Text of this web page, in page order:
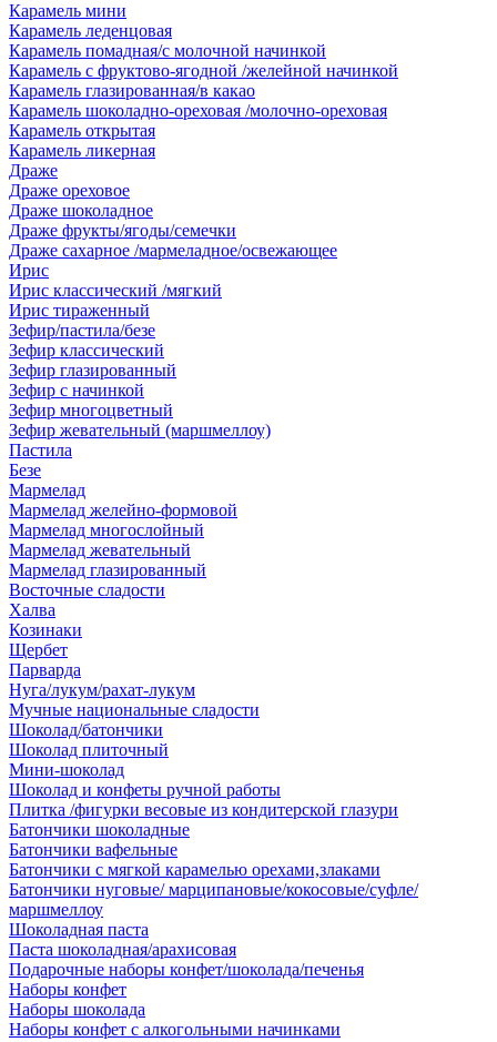
Карамель мини
Карамель леденцовая
Карамель помадная/с молочной начинкой
Карамель с фруктово-ягодной /желейной начинкой
Карамель глазированная/в какао
Карамель шоколадно-ореховая /молочно-ореховая
Карамель открытая
Карамель ликерная
Драже
Драже ореховое
Драже шоколадное
Драже фрукты/ягоды/семечки
Драже сахарное /мармеладное/освежающее
Ирис
Ирис классический /мягкий
Ирис тираженный
Зефир/пастила/безе
Зефир классический
Зефир глазированный
Зефир с начинкой
Зефир многоцветный
Зефир жевательный (маршмеллоу)
Пастила
Безе
Мармелад
Мармелад желейно-формовой
Мармелад многослойный
Мармелад жевательный
Мармелад глазированный
Восточные сладости
Халва
Козинаки
Щербет
Парварда
Нуга/лукум/рахат-лукум
Мучные национальные сладости
Шоколад/батончики
Шоколад плиточный
Мини-шоколад
Шоколад и конфеты ручной работы
Плитка /фигурки весовые из кондитерской глазури
Батончики шоколадные
Батончики вафельные
Батончики с мягкой карамелью орехами,злаками
Батончики нуговые/ марципановые/кокосовые/суфле/
маршмеллоу
Шоколадная паста
Паста шоколадная/арахисовая
Подарочные наборы конфет/шоколада/печенья
Наборы конфет
Наборы шоколада
Наборы конфет с алкогольными начинками